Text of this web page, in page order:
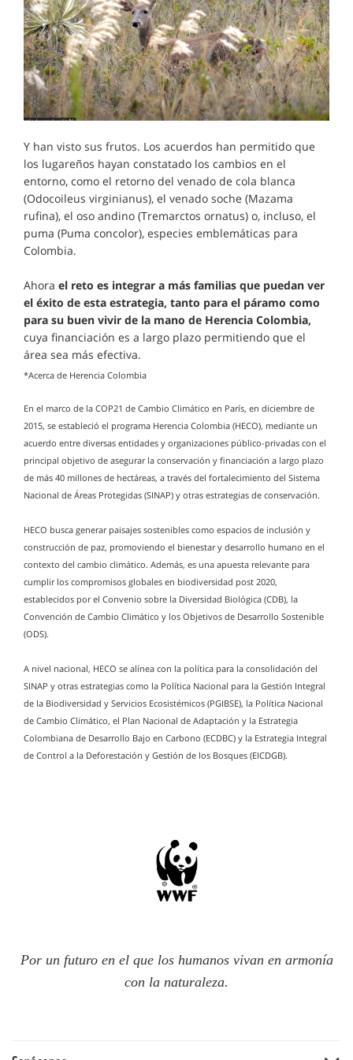
Y han visto sus frutos. Los acuerdos han permitido que
los lugareños hayan constatado los cambios en el
entorno, como el retorno del venado de cola blanca
(Odocoileus virginianus), el venado soche (Mazama
rufina), el oso andino (Tremarctos ornatus) o, incluso, el
puma (Puma concolor), especies emblemáticas para
Colombia.
Ahora el reto es integrar a más familias que puedan ver
el éxito de esta estrategia, tanto para el páramo como
para su buen vivir de la mano de Herencia Colombia,
cuya financiación es a largo plazo permitiendo que el
área sea más efectiva.
*Acerca de Herencia Colombia
En el marco de la COP21 de Cambio Climático en París, en diciembre de
2015, se estableció el programa Herencia Colombia (HECO), mediante un
acuerdo entre diversas entidades y organizaciones público-privadas con el
principal objetivo de asegurar la conservación y financiación a largo plazo
de más 40 millones de hectáreas, a través del fortalecimiento del Sistema
Nacional de Áreas Protegidas (SINAP) y otras estrategias de conservación.
HECO busca generar paisajes sostenibles como espacios de inclusión y
construcción de paz, promoviendo el bienestar y desarrollo humano en el
contexto del cambio climático. Además, es una apuesta relevante para
cumplir los compromisos globales en biodiversidad post 2020,
establecidos por el Convenio sobre la Diversidad Biológica (CDB), la
Convención de Cambio Climático y los Objetivos de Desarrollo Sostenible
(ODS).
A nivel nacional, HECO se alínea con la política para la consolidación del
SINAP y otras estrategias como la Política Nacional para la Gestión Integral
de la Biodiversidad y Servicios Ecosistémicos (PGIBSE), la Política Nacional
de Cambio Climático, el Plan Nacional de Adaptación y la Estrategia
Colombiana de Desarrollo Bajo en Carbono (ECDBC) y la Estrategia Integral
de Control a la Deforestación y Gestión de los Bosques (EICDGB).
Por un futuro en el que los humanos vivan en armonía
con la naturaleza.